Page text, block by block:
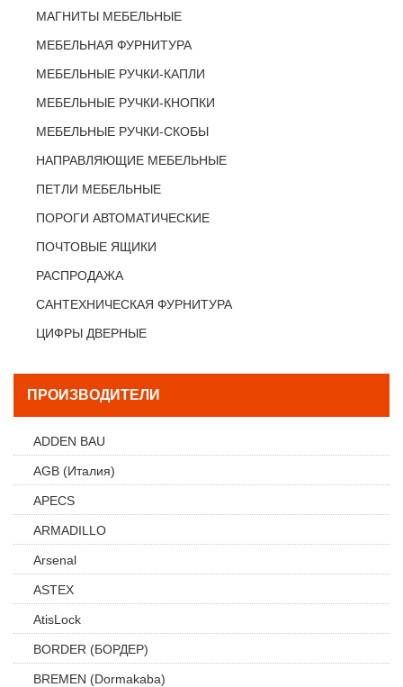
МАГНИТЫ МЕБЕЛЬНЫЕ
МЕБЕЛЬНАЯ ФУРНИТУРА
МЕБЕЛЬНЫЕ РУЧКИ-КАПЛИ
МЕБЕЛЬНЫЕ РУЧКИ-КНОПКИ
МЕБЕЛЬНЫЕ РУЧКИ-СКОБЫ
НАПРАВЛЯЮЩИЕ МЕБЕЛЬНЫЕ
ПЕТЛИ МЕБЕЛЬНЫЕ
ПОРОГИ АВТОМАТИЧЕСКИЕ
ПОЧТОВЫЕ ЯЩИКИ
РАСПРОДАЖА
САНТЕХНИЧЕСКАЯ ФУРНИТУРА
ЦИФРЫ ДВЕРНЫЕ
ПРОИЗВОДИТЕЛИ
ADDEN BAU
AGB (Италия)
APECS
ARMADILLO
Arsenal
ASTEX
AtisLock
BORDER (БОРДЕР)
BREMEN (Dormakaba)